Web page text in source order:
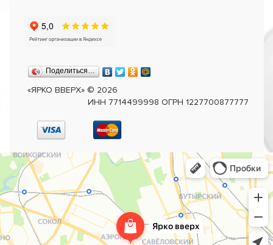
Поделиться…
«ЯРКО ВВЕРХ» © 2026
ИНН 7714499998 ОГРН 1227700877777